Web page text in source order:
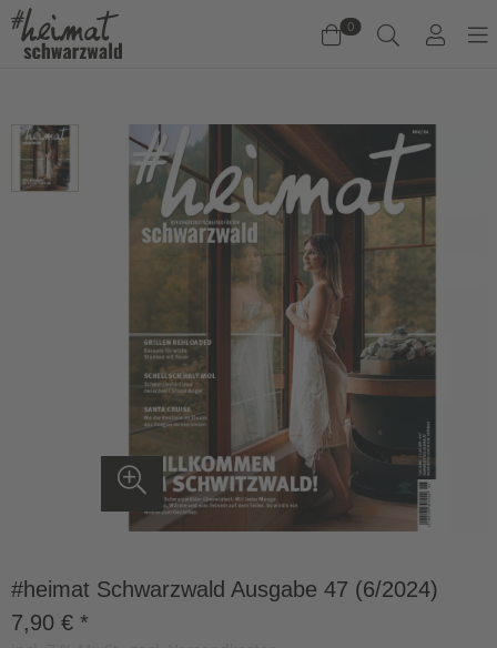
0
Es befinden sich keine Produkte im Warenkorb.
Jetzt einkaufen
#heimat Schwarzwald Ausgabe 47 (6/2024)
7,90 € *